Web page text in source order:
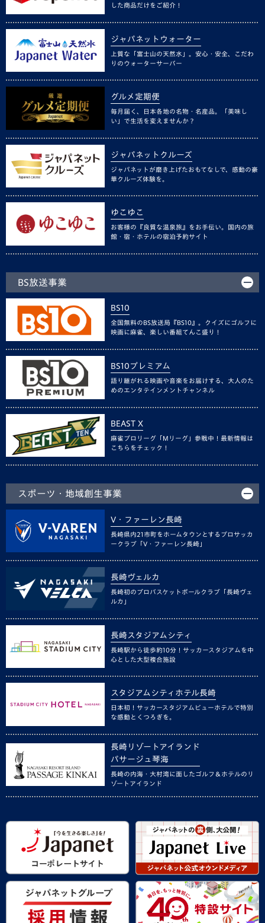
した商品だけをご紹介！
ジャパネットウォーター
上質な「富士山の天然水」。安心・安全、こだわ
りのウォーターサーバー
グルメ定期便
毎月届く、日本各地の名物・名産品。「美味し
い」で生活を変えませんか？
ジャパネットクルーズ
ジャパネットが磨き上げたおもてなしで、感動の豪
華クルーズ体験を。
ゆこゆこ
お客様の『良質な温泉旅』をお手伝い。国内の旅
館・宿・ホテルの宿泊予約サイト
BS放送事業
BS10
全国無料のBS放送局『BS10』。クイズにゴルフに
映画に麻雀、楽しい番組てんこ盛り！
BS10プレミアム
語り継がれる映画や音楽をお届けする、大人のた
めのエンタテインメントチャンネル
BEAST X
麻雀プロリーグ「Mリーグ」参戦中！最新情報は
こちらをチェック！
スポーツ・地域創生事業
V・ファーレン長崎
長崎県内21市町をホームタウンとするプロサッカ
ークラブ「V・ファーレン長崎」
長崎ヴェルカ
長崎初のプロバスケットボールクラブ「長崎ヴェ
ルカ」
長崎スタジアムシティ
長崎駅から徒歩約10分！サッカースタジアムを中
心とした大型複合施設
スタジアムシティホテル長崎
日本初！サッカースタジアムビューホテルで特別
な感動とくつろぎを。
長崎リゾートアイランド
パサージュ琴海
長崎の内海・大村湾に面したゴルフ＆ホテルのリ
ゾートアイランド